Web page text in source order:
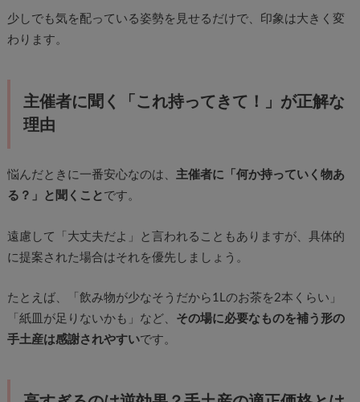
少しでも気を配っている姿勢を見せるだけで、印象は大きく変
わります。
主催者に聞く「これ持ってきて！」が正解な
理由
悩んだときに一番安心なのは、 主催者に「何か持っていく物あ
る？」と聞くこと です。
遠慮して「大丈夫だよ」と言われることもありますが、具体的
に提案された場合はそれを優先しましょう。
たとえば、「飲み物が少なそうだから1Lのお茶を2本くらい」
「紙皿が足りないかも」など、 その場に必要なものを補う形の
手土産は感謝されやすいです。